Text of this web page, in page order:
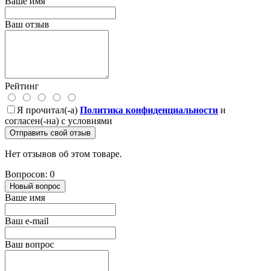
Ваш отзыв
Рейтинг
Я прочитал(-а) Политика конфиденциальности и
согласен(-на) с условиями
Отправить свой отзыв
Нет отзывов об этом товаре.
Вопросов: 0
Новый вопрос
Ваше имя
Ваш e-mail
Ваш вопрос